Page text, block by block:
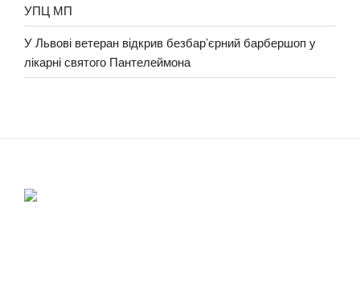
УПЦ МП
У Львові ветеран відкрив безбар’єрний барбершоп у
лікарні святого Пантелеймона